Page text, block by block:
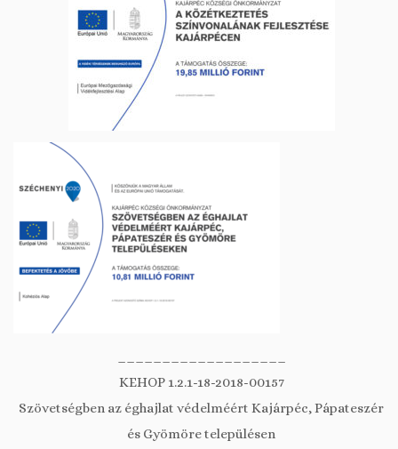
KEHOP 1.2.1-18-2018-00157
Szövetségben az éghajlat védelméért Kajárpéc, Pápateszér
és Gyömöre településen